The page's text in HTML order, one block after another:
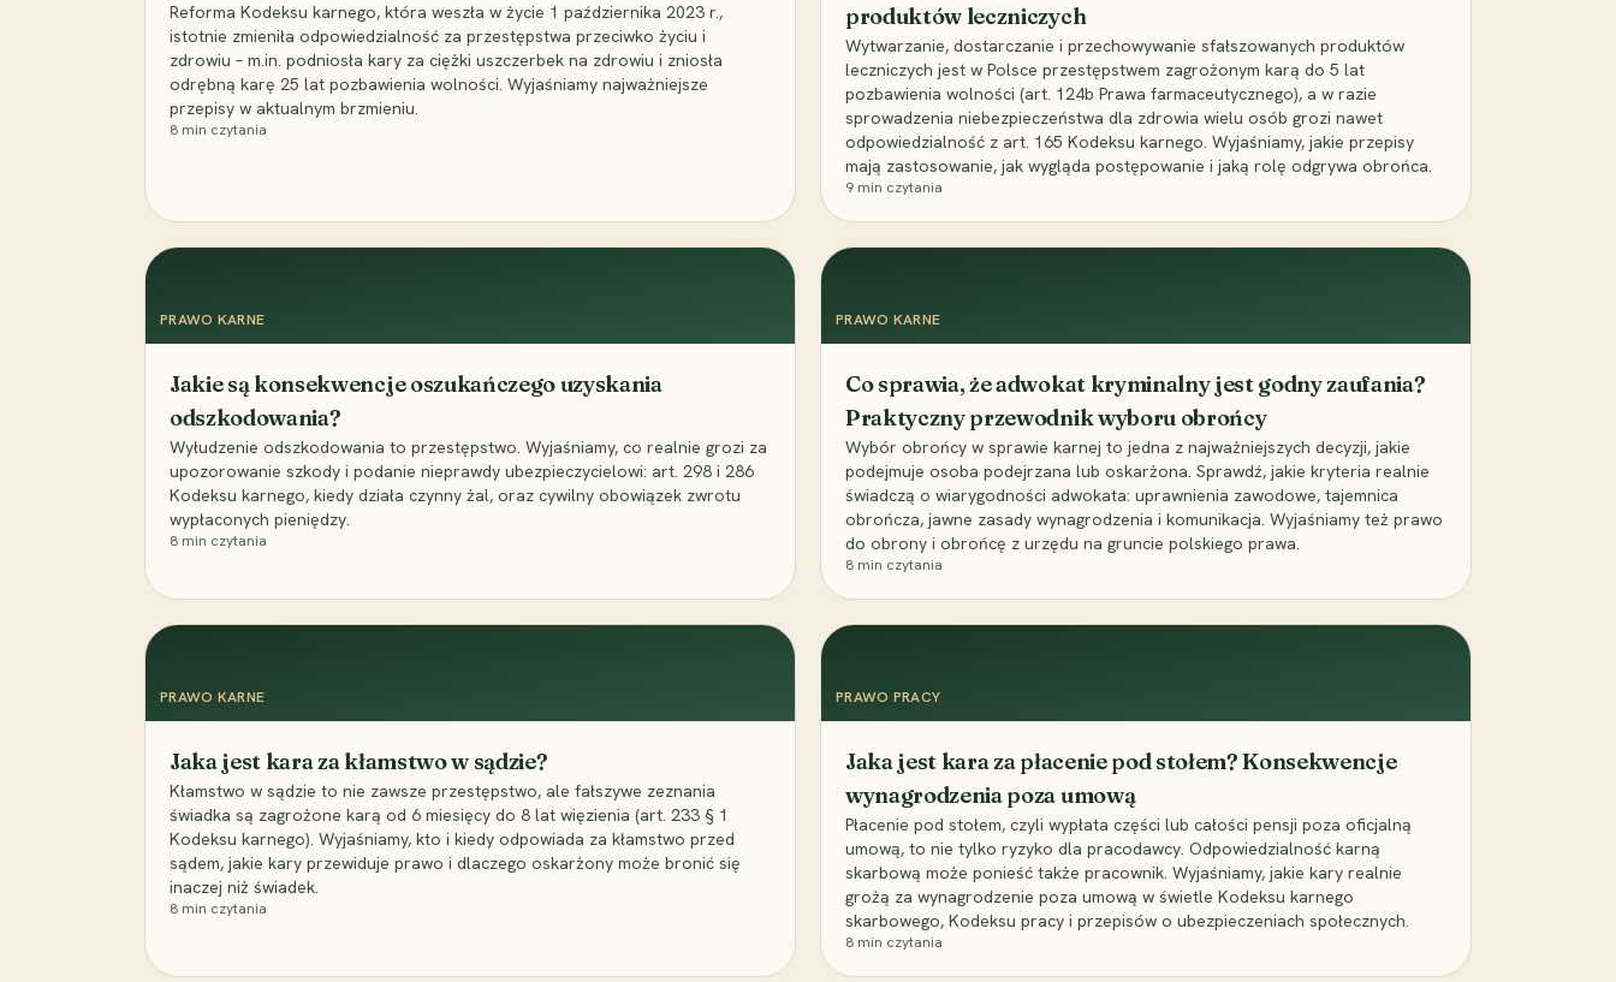
Reforma Kodeksu karnego, która weszła w życie 1 października 2023 r.,
istotnie zmieniła odpowiedzialność za przestępstwa przeciwko życiu i
zdrowiu – m.in. podniosła kary za ciężki uszczerbek na zdrowiu i zniosła
odrębną karę 25 lat pozbawienia wolności. Wyjaśniamy najważniejsze
przepisy w aktualnym brzmieniu.
8 min czytania
produktów leczniczych
Wytwarzanie, dostarczanie i przechowywanie sfałszowanych produktów
leczniczych jest w Polsce przestępstwem zagrożonym karą do 5 lat
pozbawienia wolności (art. 124b Prawa farmaceutycznego), a w razie
sprowadzenia niebezpieczeństwa dla zdrowia wielu osób grozi nawet
odpowiedzialność z art. 165 Kodeksu karnego. Wyjaśniamy, jakie przepisy
mają zastosowanie, jak wygląda postępowanie i jaką rolę odgrywa obrońca.
9 min czytania
PRAWO KARNE
Jakie są konsekwencje oszukańczego uzyskania
odszkodowania?
Wyłudzenie odszkodowania to przestępstwo. Wyjaśniamy, co realnie grozi za
upozorowanie szkody i podanie nieprawdy ubezpieczycielowi: art. 298 i 286
Kodeksu karnego, kiedy działa czynny żal, oraz cywilny obowiązek zwrotu
wypłaconych pieniędzy.
8 min czytania
PRAWO KARNE
Co sprawia, że adwokat kryminalny jest godny zaufania?
Praktyczny przewodnik wyboru obrońcy
Wybór obrońcy w sprawie karnej to jedna z najważniejszych decyzji, jakie
podejmuje osoba podejrzana lub oskarżona. Sprawdź, jakie kryteria realnie
świadczą o wiarygodności adwokata: uprawnienia zawodowe, tajemnica
obrończa, jawne zasady wynagrodzenia i komunikacja. Wyjaśniamy też prawo
do obrony i obrońcę z urzędu na gruncie polskiego prawa.
8 min czytania
PRAWO KARNE
Jaka jest kara za kłamstwo w sądzie?
Kłamstwo w sądzie to nie zawsze przestępstwo, ale fałszywe zeznania
świadka są zagrożone karą od 6 miesięcy do 8 lat więzienia (art. 233 § 1
Kodeksu karnego). Wyjaśniamy, kto i kiedy odpowiada za kłamstwo przed
sądem, jakie kary przewiduje prawo i dlaczego oskarżony może bronić się
inaczej niż świadek.
8 min czytania
PRAWO PRACY
Jaka jest kara za płacenie pod stołem? Konsekwencje
wynagrodzenia poza umową
Płacenie pod stołem, czyli wypłata części lub całości pensji poza oficjalną
umową, to nie tylko ryzyko dla pracodawcy. Odpowiedzialność karną
skarbową może ponieść także pracownik. Wyjaśniamy, jakie kary realnie
grożą za wynagrodzenie poza umową w świetle Kodeksu karnego
skarbowego, Kodeksu pracy i przepisów o ubezpieczeniach społecznych.
8 min czytania